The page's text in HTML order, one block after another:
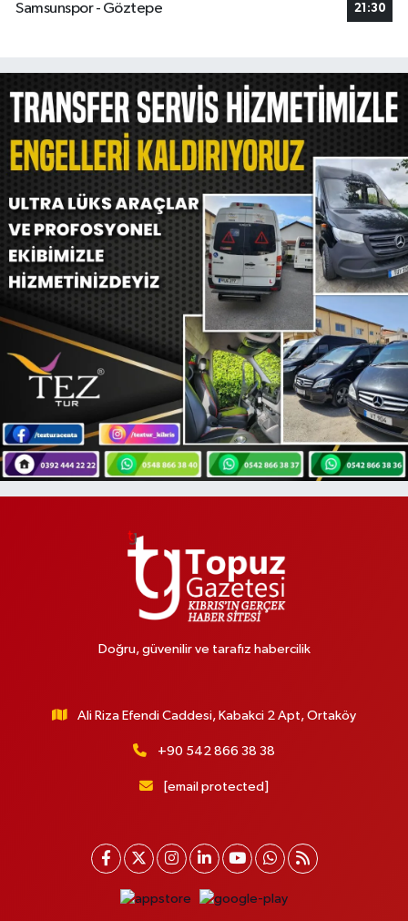
Samsunspor - Göztepe
21:30
Doğru, güvenilir ve tarafız habercilik
Ali Riza Efendi Caddesi, Kabakci 2 Apt, Ortaköy
+90 542 866 38 38
[email protected]